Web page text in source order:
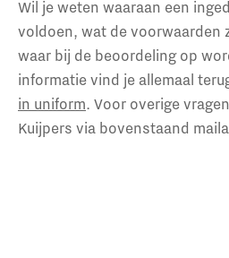
Wil je weten waaraan een
voldoen, wat de voorwaarden
waar bij de beoordeling op
informatie vind je allemaal
in uniform. Voor overige
Kuijpers via bovenstaand